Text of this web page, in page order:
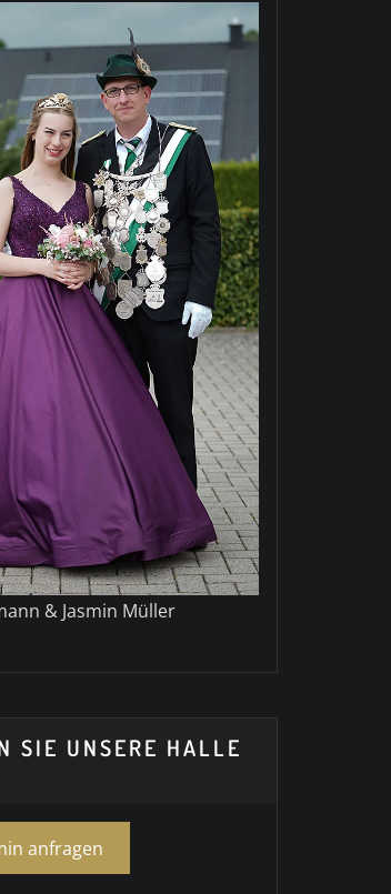
& Jasmin Müller
SIE UNSERE HALLE
anfragen